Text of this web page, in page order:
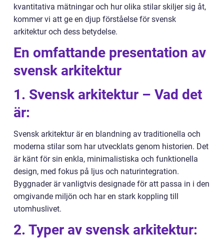
kvantitativa mätningar och hur olika stilar skiljer sig åt,
kommer vi att ge en djup förståelse för svensk
arkitektur och dess betydelse.
En omfattande presentation av
svensk arkitektur
1. Svensk arkitektur – Vad det
är:
Svensk arkitektur är en blandning av traditionella och
moderna stilar som har utvecklats genom historien. Det
är känt för sin enkla, minimalistiska och funktionella
design, med fokus på ljus och naturintegration.
Byggnader är vanligtvis designade för att passa in i den
omgivande miljön och har en stark koppling till
utomhuslivet.
2. Typer av svensk arkitektur: